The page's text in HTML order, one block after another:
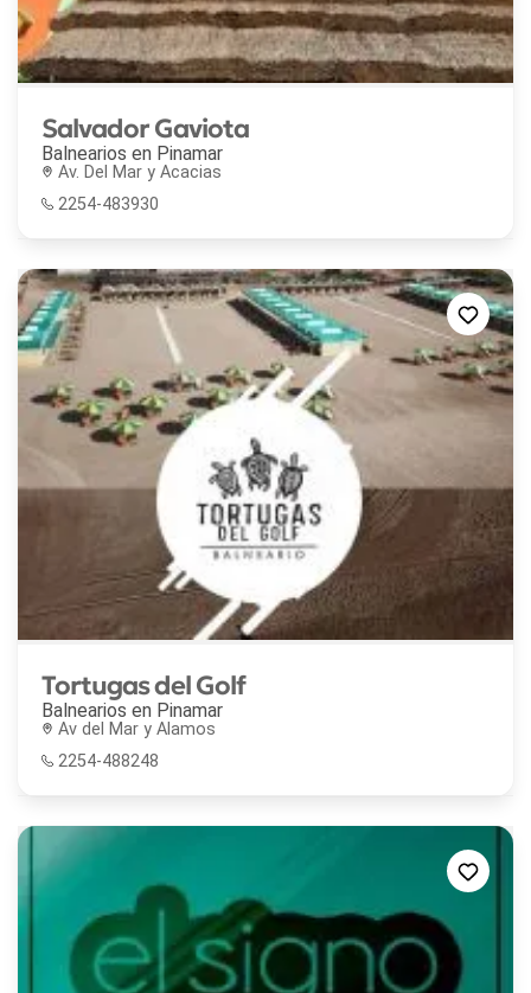
Salvador Gaviota
Balnearios en Pinamar
Av. Del Mar y Acacias
2254-483930
Tortugas del Golf
Balnearios en Pinamar
Av del Mar y Alamos
2254-488248